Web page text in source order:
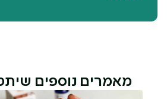
מאמרים נוספים